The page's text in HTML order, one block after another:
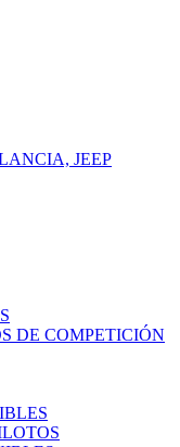
JEEP
DE COMPETICIÓN